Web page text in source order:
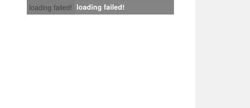
loading failed! loading failed!